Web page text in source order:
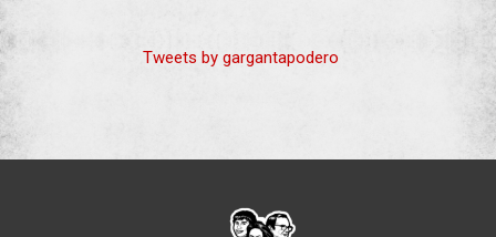
Tweets by gargantapodero